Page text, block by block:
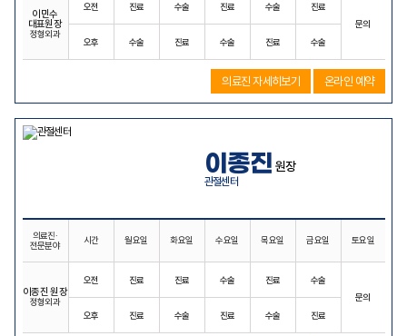
이민수
대표원장
정형외과
오전 진료 수술 진료 수술
진료
문의
오후
수술 진료 수술 진료 수술
의료진 자세히보기 온라인 예약
이종진 원장
관절센터
의료진·
전문분야
시간 월요일 화요일 수요일 목요일 금요일 토요일
이종진 원장
정형외과
오전 진료 진료 수술 진료
수술
문의
오후
진료 수술 진료 수술 진료